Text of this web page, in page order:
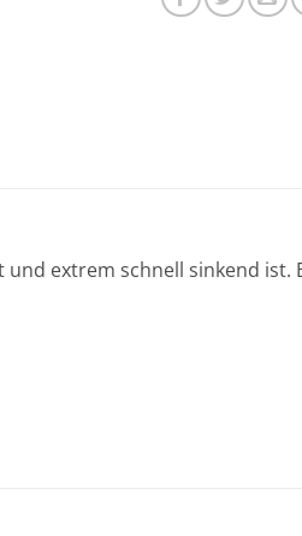
extrem schnell sinkend ist.